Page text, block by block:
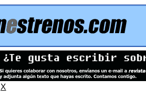
X